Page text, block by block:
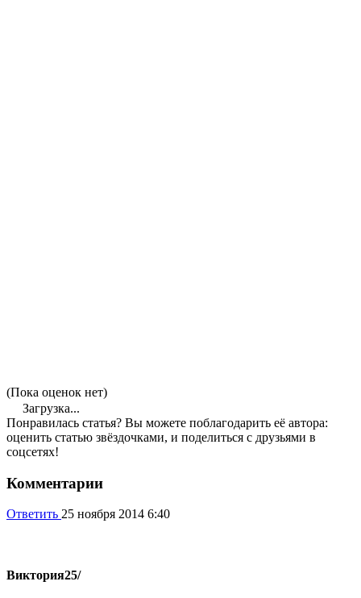
(Пока оценок нет)
Загрузка...
Понравилась статья? Вы можете поблагодарить её автора:
оценить статью звёздочками, и поделиться с друзьями в
соцсетях!
Комментарии
Ответить 25 ноября 2014 6:40
Виктория25/